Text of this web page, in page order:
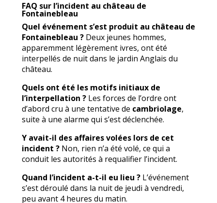
FAQ sur l’incident au château de
Fontainebleau
Quel événement s’est produit au château de
Fontainebleau ?Deux jeunes hommes,
apparemment légèrement ivres, ont été
interpellés de nuit dans le jardin Anglais du
château.
Quels ont été les motifs initiaux de
l’interpellation ?Les forces de l’ordre ont
d’abord cru à une tentative de cambriolage,
suite à une alarme qui s’est déclenchée.
Y avait-il des affaires volées lors de cet
incident ?Non, rien n’a été volé, ce qui a
conduit les autorités à requalifier l’incident.
Quand l’incident a-t-il eu lieu ?L’événement
s’est déroulé dans la nuit de jeudi à vendredi,
peu avant 4 heures du matin.